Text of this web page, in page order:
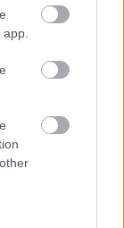
kapust,
győzelmet
Maurizio
2026.08.02.